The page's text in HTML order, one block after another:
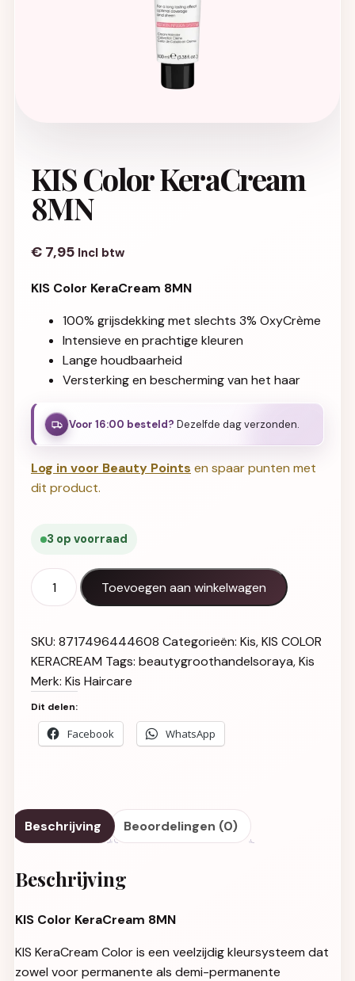
KIS Color KeraCream
8MN
€ 7,95 Incl btw
KIS Color KeraCream 8MN
100% grijsdekking met slechts 3% OxyCrème
Intensieve en prachtige kleuren
Lange houdbaarheid
Versterking en bescherming van het haar
Voor 16:00 besteld? Dezelfde dag verzonden.
Log in voor Beauty Points en spaar punten met
dit product.
3 op voorraad
KIS Color KeraCream 8MN aantal
Toevoegen aan winkelwagen
SKU: 8717496444608 Categorieën: Kis,KIS COLOR
KERACREAM Tags: beautygroothandelsoraya,Kis
Merk: Kis Haircare
Dit delen:
Facebook WhatsApp
Beschrijving Beoordelingen (0)
Beschrijving
KIS Color KeraCream 8MN
KIS KeraCream Color is een veelzijdig kleursysteem dat
zowel voor permanente als demi-permanente